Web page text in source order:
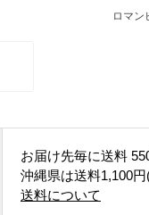
ロマン
お届け先毎に送料
沖縄県は送料1,100円
送料について